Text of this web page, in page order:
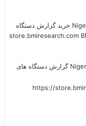
دانلود گزارش Nigeria Medical Devices Report گزارش دستگاه های
https://